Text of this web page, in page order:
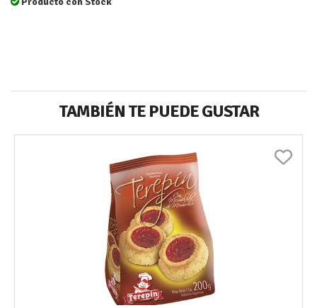
TAMBIÉN TE PUEDE GUSTAR